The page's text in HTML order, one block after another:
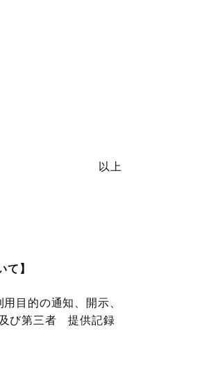
以上
て】
目的の通知、開示、
及び第三者 提供記録